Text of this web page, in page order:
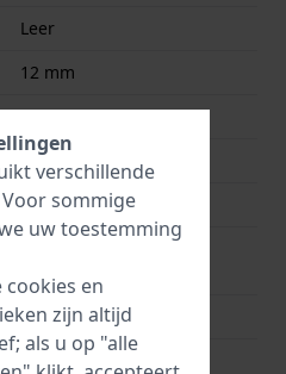
Leer
12 mm
Zwart
Gesp
Goud
120 mm
Stalen pennen
verschillende
Voor sommige
uw toestemming
cookies en
zijn altijd
als u op "alle